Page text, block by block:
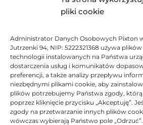
pliki cookie
Administrator Danych Osobowych Pixton
Jutrzenki 94, NIP: 5222321368 używa
technologii instalowanych na Państwa
dostarczenia usług i komunikatów
preferencji, a także analizy przepływu
niezbędnymi plikami cookie, aby
plików potrzebujemy Państwa zgody,
poprzez kliknięcie przycisku „Akceptuję”.
zgody na przetwarzanie innych plików
wówczas wybierają Państwo pole